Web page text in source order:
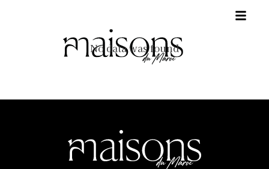
No data was found